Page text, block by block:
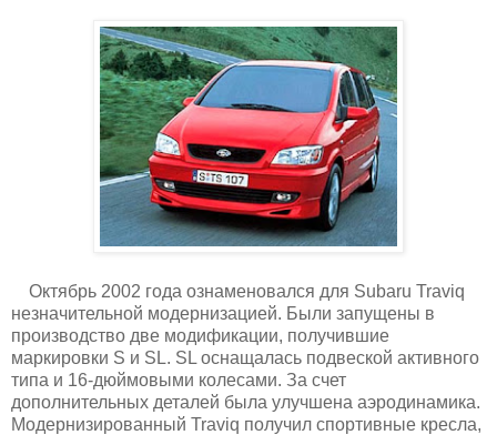
Октябрь 2002 года ознаменовался для Subaru Traviq
незначительной модернизацией. Были запущены в
производство две модификации, получившие
маркировки S и SL. SL оснащалась подвеской активного
типа и 16-дюймовыми колесами. За счет
дополнительных деталей была улучшена аэродинамика.
Модернизированный Traviq получил спортивные кресла,